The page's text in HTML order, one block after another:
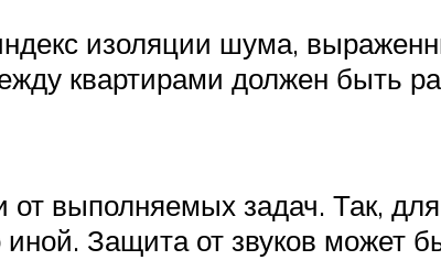
изоляции шума,
квартирами должен быть
выполняемых задач. Так,
Защита от звуков может